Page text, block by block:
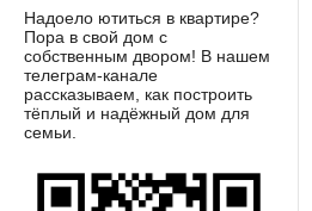
Надоело ютиться в квартире?
Пора в свой дом с
собственным двором! В нашем
телеграм-канале
рассказываем, как построить
тёплый и надёжный дом для
семьи.